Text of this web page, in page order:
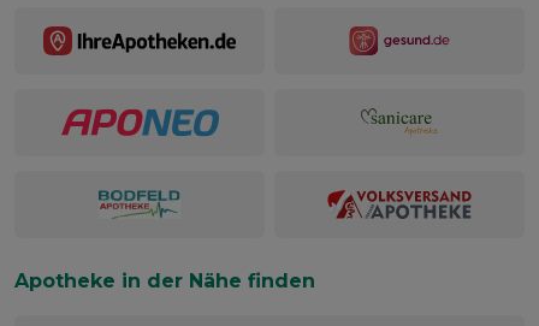
Apotheke in der Nähe finden